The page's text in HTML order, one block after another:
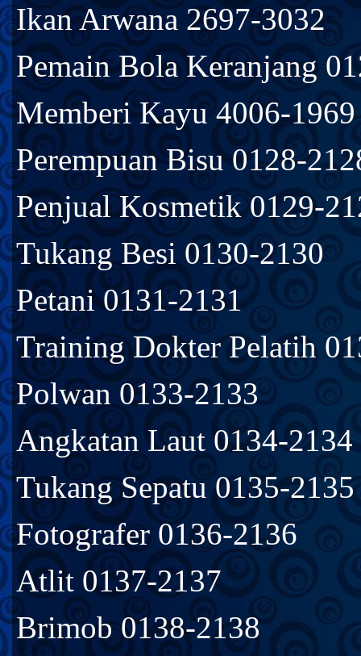
Ikan Arwana 2697-3032
Pemain Bola Keranjang
Memberi Kayu 4006-1969
Perempuan Bisu 0128-
Penjual Kosmetik 0129-
Tukang Besi 0130-2130
Petani 0131-2131
Training Dokter Pelatih
Polwan 0133-2133
Angkatan Laut 0134-2134
Tukang Sepatu 0135-2135
Fotografer 0136-2136
Atlit 0137-2137
Brimob 0138-2138